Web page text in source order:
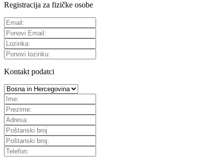
Registracija za fizičke osobe
Kontakt podatci